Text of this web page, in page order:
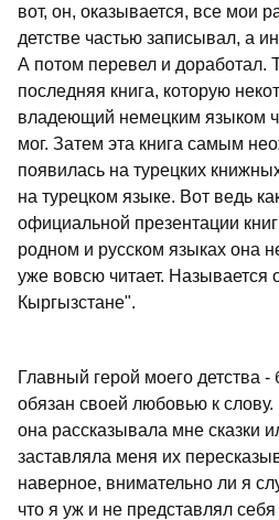
вот, он, оказывается, все мои
детстве частью записывал, а
А потом перевел и доработал.
последняя книга, которую
владеющий немецким языком
мог. Затем эта книга самым
появилась на турецких
на турецком языке. Вот ведь
официальной презентации
родном и русском языках она
уже вовсю читает. Называется
Кыргызстане".
Главный герой моего детства
обязан своей любовью к слову.
она рассказывала мне сказки
заставляла меня их
наверное, внимательно ли я
что я уж и не представлял себя